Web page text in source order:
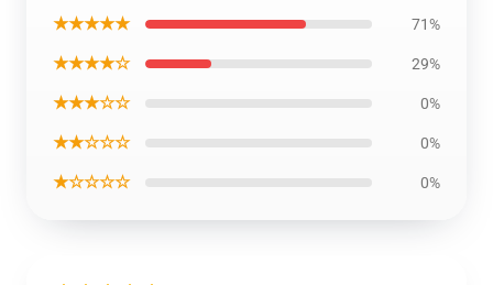
★★★★★ 71%
★★★★☆ 29%
★★★☆☆ 0%
★★☆☆☆ 0%
★☆☆☆☆ 0%